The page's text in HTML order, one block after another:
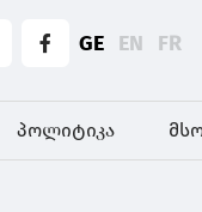
GE EN FR
პოლიტიკა